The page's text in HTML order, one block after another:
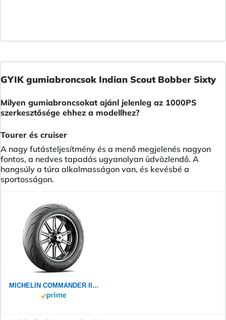
GYIK gumiabroncsok Indian Scout Bobber Sixty
Milyen gumiabroncsokat ajánl jelenleg az 1000PS
szerkesztősége ehhez a modellhez?
Tourer és cruiser
A nagy futásteljesítmény és a menő megjelenés nagyon
fontos, a nedves tapadás ugyanolyan üdvözlendő. A
hangsúly a túra alkalmasságon van, és kevésbé a
sportosságon.
MICHELIN COMMANDER III TOURING 130/90B16 73H - Vorderseite Reifen